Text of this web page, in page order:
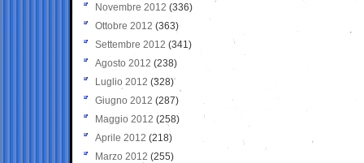
Novembre 2012 (336)
Ottobre 2012 (363)
Settembre 2012 (341)
Agosto 2012 (238)
Luglio 2012 (328)
Giugno 2012 (287)
Maggio 2012 (258)
Aprile 2012 (218)
Marzo 2012 (255)